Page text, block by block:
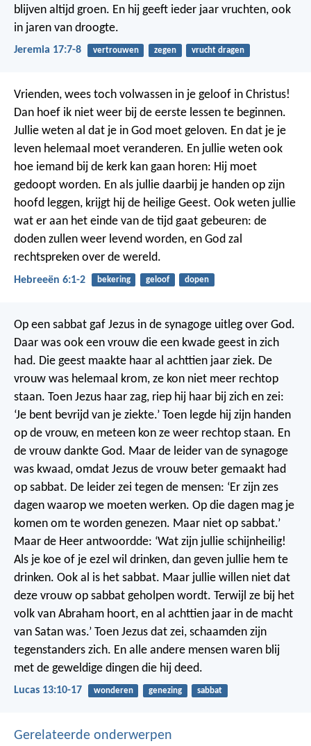
blijven altijd groen. En hij geeft ieder jaar vruchten, ook
in jaren van droogte.
Jeremia 17:7-8 vertrouwen zegen vrucht dragen
Vrienden, wees toch volwassen in je geloof in Christus!
Dan hoef ik niet weer bij de eerste lessen te beginnen.
Jullie weten al dat je in God moet geloven. En dat je je
leven helemaal moet veranderen. En jullie weten ook
hoe iemand bij de kerk kan gaan horen: Hij moet
gedoopt worden. En als jullie daarbij je handen op zijn
hoofd leggen, krijgt hij de heilige Geest. Ook weten jullie
wat er aan het einde van de tijd gaat gebeuren: de
doden zullen weer levend worden, en God zal
rechtspreken over de wereld.
Hebreeën 6:1-2 bekering geloof dopen
Op een sabbat gaf Jezus in de synagoge uitleg over God.
Daar was ook een vrouw die een kwade geest in zich
had. Die geest maakte haar al achttien jaar ziek. De
vrouw was helemaal krom, ze kon niet meer rechtop
staan. Toen Jezus haar zag, riep hij haar bij zich en zei:
‘Je bent bevrijd van je ziekte.’ Toen legde hij zijn handen
op de vrouw, en meteen kon ze weer rechtop staan. En
de vrouw dankte God. Maar de leider van de synagoge
was kwaad, omdat Jezus de vrouw beter gemaakt had
op sabbat. De leider zei tegen de mensen: ‘Er zijn zes
dagen waarop we moeten werken. Op die dagen mag je
komen om te worden genezen. Maar niet op sabbat.’
Maar de Heer antwoordde: ‘Wat zijn jullie schijnheilig!
Als je koe of je ezel wil drinken, dan geven jullie hem te
drinken. Ook al is het sabbat. Maar jullie willen niet dat
deze vrouw op sabbat geholpen wordt. Terwijl ze bij het
volk van Abraham hoort, en al achttien jaar in de macht
van Satan was.’ Toen Jezus dat zei, schaamden zijn
tegenstanders zich. En alle andere mensen waren blij
met de geweldige dingen die hij deed.
Lucas 13:10-17 wonderen genezing sabbat
Gerelateerde onderwerpen